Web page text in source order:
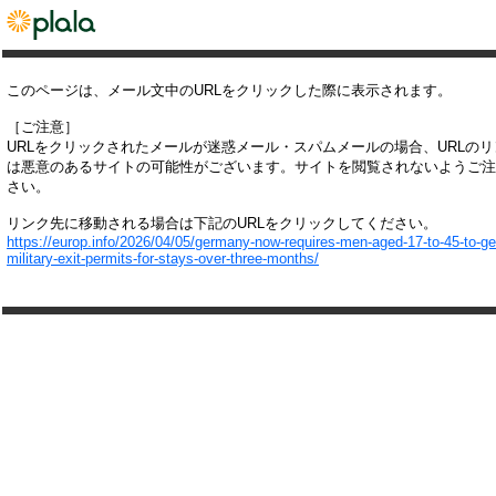
このページは、メール文中のURLをクリックした際に表示されます。
［ご注意］
URLをクリックされたメールが迷惑メール・スパムメールの場合、URLの
は悪意のあるサイトの可能性がございます。サイトを閲覧されないようご
さい。
リンク先に移動される場合は下記のURLをクリックしてください。
https://europ.info/2026/04/05/germany-now-requires-men-aged-17-to-45-to-
military-exit-permits-for-stays-over-three-months/